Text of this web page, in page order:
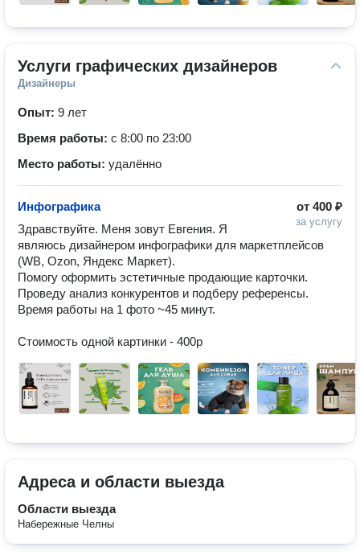
Услуги графических дизайнеров
Дизайнеры
Опыт: 9 лет
Время работы: с 8:00 по 23:00
Место работы: удалённо
от 400 ₽
за услугу
Инфографика
Здравствуйте. Меня зовут Евгения. Я
являюсь дизайнером инфографики для маркетплейсов
(WB, Ozon, Яндекс Маркет).
Помогу оформить эстетичные продающие карточки.
Проведу анализ конкурентов и подберу референсы.
Время работы на 1 фото ~45 минут.
Стоимость одной картинки - 400р
Адреса и области выезда
Области выезда
Набережные Челны